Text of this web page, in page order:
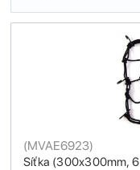
Síťka (300x300mm,
(MVAE6923)